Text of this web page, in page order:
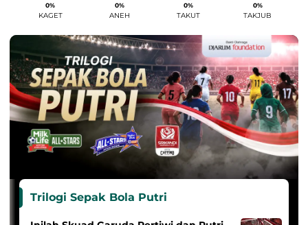
0%
KAGET
0%
ANEH
0%
TAKUT
0%
TAKJUB
Trilogi Sepak Bola Putri